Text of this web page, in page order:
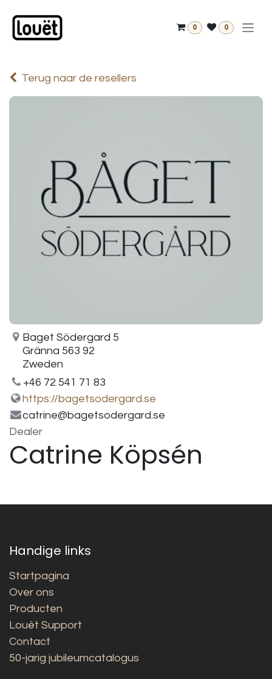
0 0
Terug naar de resellers
Baget Södergard 5
Gränna 563 92
Zweden
+46 72 541 71 83
https://bagetsodergard.se
catrine@bagetsodergard.se
Dealer
Catrine Köpsén
Handige links
Startpagina
Over ons
Producten
Louët Support
Contact
50-jarig jubileumcatalogus